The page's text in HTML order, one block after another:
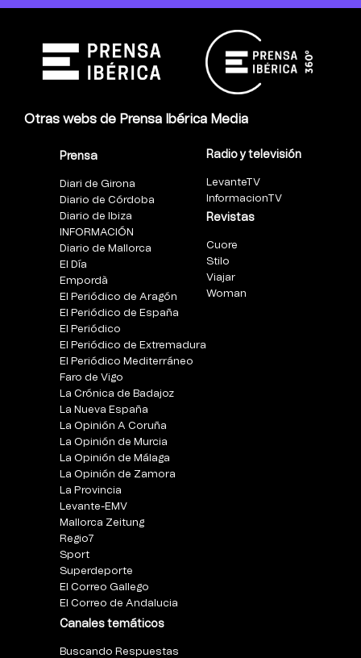
Otras webs de Prensa Ibérica Media
Prensa
Diari de Girona
Diario de Córdoba
Diario de Ibiza
INFORMACIÓN
Diario de Mallorca
El Día
Empordà
El Periódico de Aragón
El Periódico de España
El Periódico
El Periódico de Extremadura
El Periódico Mediterráneo
Faro de Vigo
La Crónica de Badajoz
La Nueva España
La Opinión A Coruña
La Opinión de Murcia
La Opinión de Málaga
La Opinión de Zamora
La Provincia
Levante-EMV
Mallorca Zeitung
Regio7
Sport
Superdeporte
El Correo Gallego
El Correo de Andalucia
Canales temáticos
Buscando Respuestas
Radio y televisión
LevanteTV
InformacionTV
Revistas
Cuore
Stilo
Viajar
Woman